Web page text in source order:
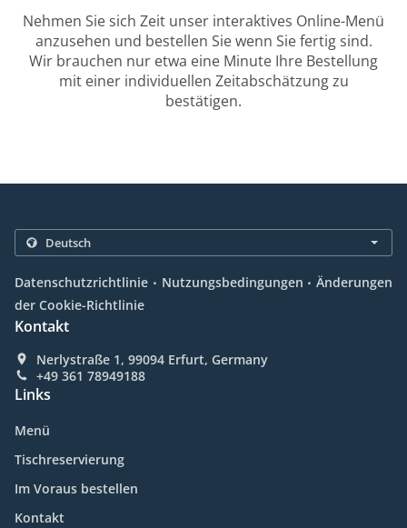
Nehmen Sie sich Zeit unser interaktives Online-Menü
anzusehen und bestellen Sie wenn Sie fertig sind.
Wir brauchen nur etwa eine Minute Ihre Bestellung
mit einer individuellen Zeitabschätzung zu
bestätigen.
Datenschutzrichtlinie . Nutzungsbedingungen . Änderungen
der Cookie-Richtlinie
Kontakt
Nerlystraße 1, 99094 Erfurt, Germany
+49 361 78949188
Links
Menü
Tischreservierung
Im Voraus bestellen
Kontakt